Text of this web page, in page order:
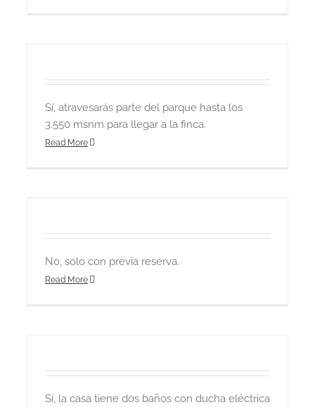
Sí, atravesarás parte del parque hasta los
3.550 msnm para llegar a la finca.
Read More
No, solo con previa reserva.
Read More
Sí, la casa tiene dos baños con ducha eléctrica